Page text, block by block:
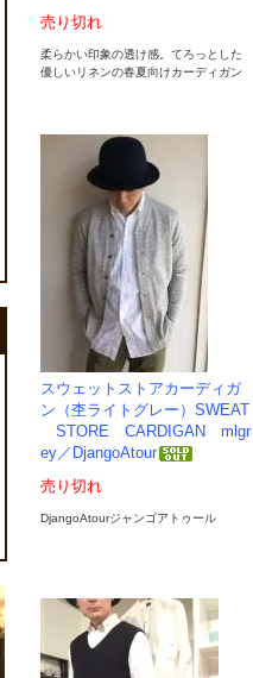
売り切れ
柔らかい印象の透け感。てろっとした
優しいリネンの春夏向けカーディガン
スウェットストアカーディガ
ン（杢ライトグレー）SWEAT
STORE CARDIGAN mlgr
ey／DjangoAtour
売り切れ
DjangoAtourジャンゴアトゥール